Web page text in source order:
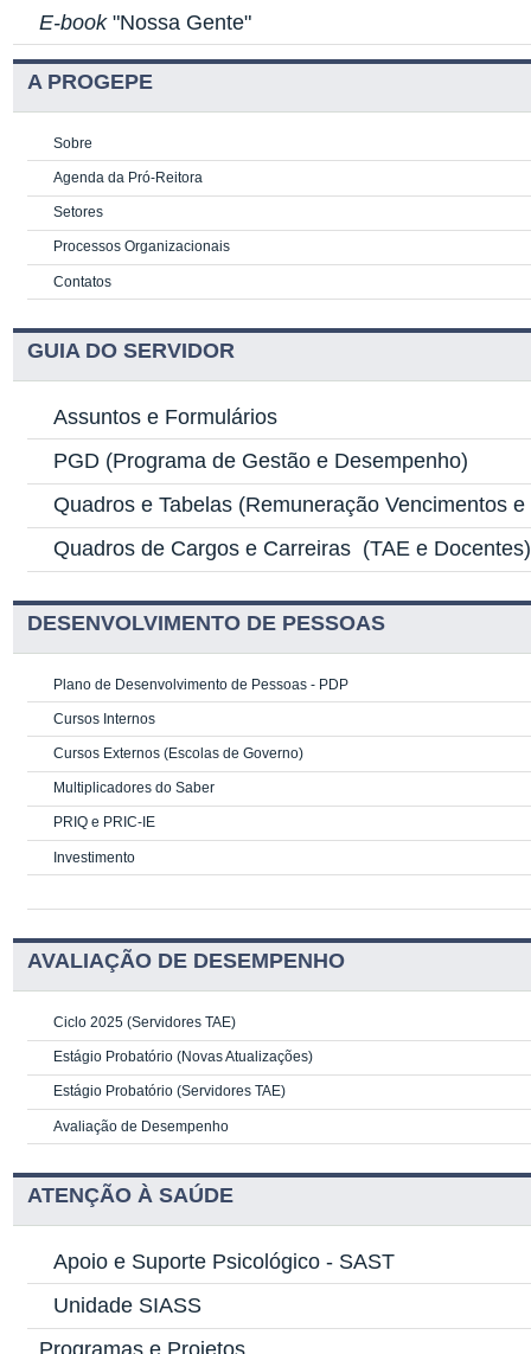
E-book"Nossa Gente"
A PROGEPE
Sobre
Agenda da Pró-Reitora
Setores
Processos Organizacionais
Contatos
GUIA DO SERVIDOR
Assuntos e Formulários
PGD (Programa de Gestão e Desempenho)
Quadros e Tabelas (Remuneração Vencimentos
Quadros de Cargos e Carreiras (TAE e Docentes)
DESENVOLVIMENTO DE PESSOAS
Plano de Desenvolvimento de Pessoas - PDP
Cursos Internos
Cursos Externos (Escolas de Governo)
Multiplicadores do Saber
PRIQ e PRIC-IE
Investimento
AVALIAÇÃO DE DESEMPENHO
Ciclo 2025 (Servidores TAE)
Estágio Probatório (Novas Atualizações)
Estágio Probatório (Servidores TAE)
Avaliação de Desempenho
ATENÇÃO À SAÚDE
Apoio e Suporte Psicológico - SAST
Unidade SIASS